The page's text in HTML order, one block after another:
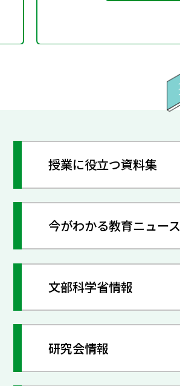
授業に役立つ資料集
今がわかる教育ニュース
文部科学省情報
研究会情報